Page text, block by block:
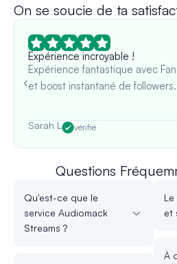
On se soucie de ta
Expérience incroyable !
Expérience fantastique avec
et boost instantané de followers.
Sarah L vérifié
Questions
Qu'est-ce que le
service Audiomack
Streams ?
et
À